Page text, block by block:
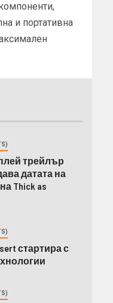
и портативна
трейлър
датата на
Thick as
стартира с